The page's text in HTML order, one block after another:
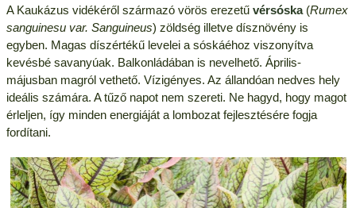
A Kaukázus vidékéről származó vörös erezetű vérsóska(Rumex
sanguinesu var. Sanguineus) zöldség illetve dísznövény is
egyben. Magas díszértékű levelei a sóskáéhoz viszonyítva
kevésbé savanyúak. Balkonládában is nevelhető. Április-
májusban magról vethető. Vízigényes. Az állandóan nedves hely
ideális számára. A tűző napot nem szereti. Ne hagyd, hogy magot
érleljen, így minden energiáját a lombozat fejlesztésére fogja
fordítani.